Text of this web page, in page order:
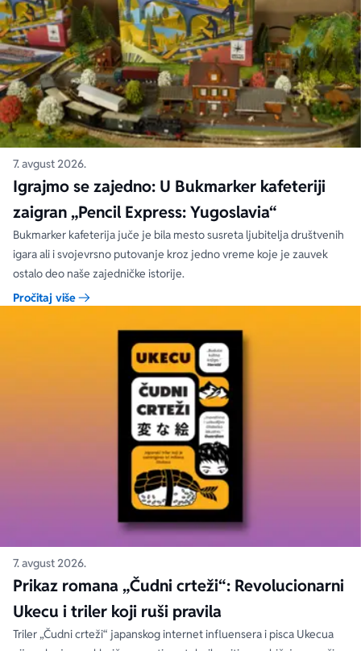
7. avgust 2026.
Igrajmo se zajedno: U Bukmarker kafeteriji
zaigran „Pencil Express: Yugoslavia“
Bukmarker kafeterija juče je bila mesto susreta ljubitelja društvenih
igara ali i svojevrsno putovanje kroz jedno vreme koje je zauvek
ostalo deo naše zajedničke istorije.
Pročitaj više
7. avgust 2026.
Prikaz romana „Čudni crteži“: Revolucionarni
Ukecu i triler koji ruši pravila
Triler „Čudni crteži“ japanskog internet influensera i pisca Ukecua